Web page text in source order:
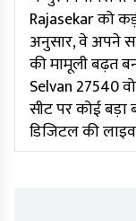
Rajasekar को
अनुसार, वे अपने
की मामूली बढ़त
Selvan 27540
सीट पर कोई
डिजिटल की